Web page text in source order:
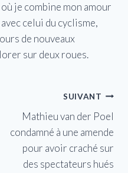
je combine mon amour
celui du cyclisme,
de nouveaux
sur deux roues.
SUIVANT
Mathieu van der Poel
condamné à une amende
pour avoir craché sur
des spectateurs hués